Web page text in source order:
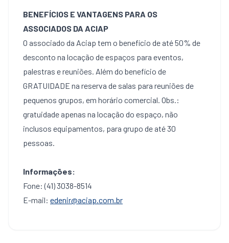
BENEFÍCIOS E VANTAGENS PARA OS
ASSOCIADOS DA ACIAP
O associado da Aciap tem o benefício de até 50% de
desconto na locação de espaços para eventos,
palestras e reuniões. Além do benefício de
GRATUIDADE na reserva de salas para reuniões de
pequenos grupos, em horário comercial. Obs.:
gratuidade apenas na locação do espaço, não
inclusos equipamentos, para grupo de até 30
pessoas.
Informações:
Fone: (41) 3038-8514
E-mail: edenir@aciap.com.br